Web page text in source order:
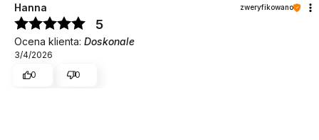
Hanna zweryfikowano
5
Ocena klienta: Doskonale
3/4/2026
0
0